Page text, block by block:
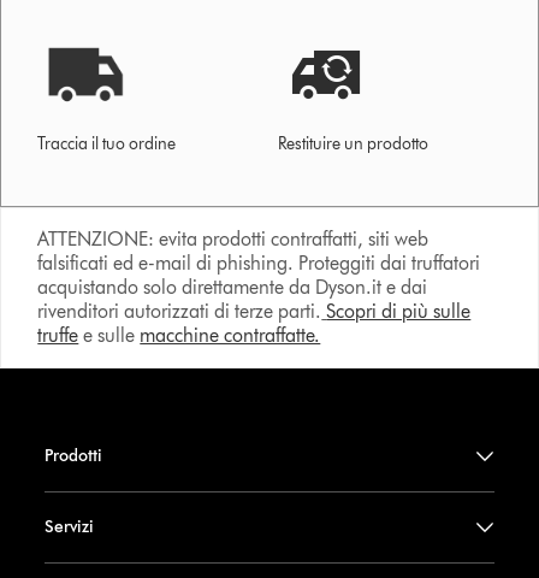
Traccia il tuo ordine Restituire un prodotto
ATTENZIONE: evita prodotti contraffatti, siti web
falsificati ed e-mail di phishing. Proteggiti dai truffatori
acquistando solo direttamente da Dyson.it e dai
rivenditori autorizzati di terze parti. Scopri di più sulle
truffe e sulle macchine contraffatte.
Prodotti
Servizi